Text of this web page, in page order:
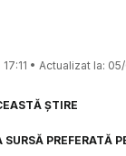
• Actualizat la:
ȘTIRE
PREFERATĂ